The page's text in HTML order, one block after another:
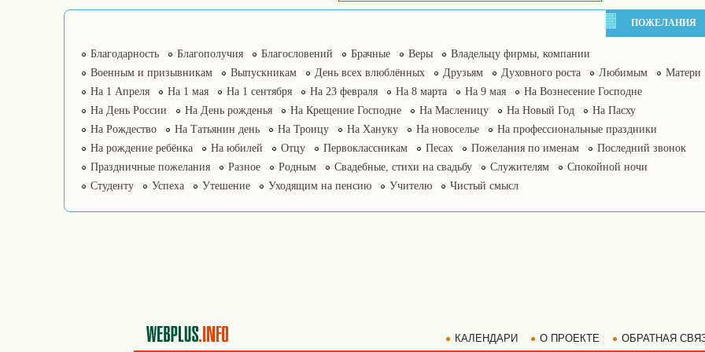
ПОЖЕЛАНИЯ
Благодарность Благополучия Благословений Брачные Веры
Владельцу фирмы, компании
Военным и призывникам
Выпускникам День всех влюблённых Друзьям Духовного роста Любимым
Матери
На 1 Апреля
На 1 мая На 1 сентября На 23 февраля На 8 марта На 9 мая
На Вознесение Господне
На День России
На День рожденья На Крещение Господне На Масленицу На Новый Год
На Пасху
На Рождество
На Татьянин день На Троицу На Хануку На новоселье
На профессиональные праздники
На рождение ребёнка
На юбилей Отцу Первоклассникам Песах Пожелания по именам
Последний звонок
Праздничные пожелания
Разное Родным Свадебные, стихи на свадьбу Служителям
Спокойной ночи
Студенту
Успеха Утешение Уходящим на пенсию Учителю Чистый смысл
КАЛЕНДАРИ О ПРОЕКТЕ ОБРАТНАЯ